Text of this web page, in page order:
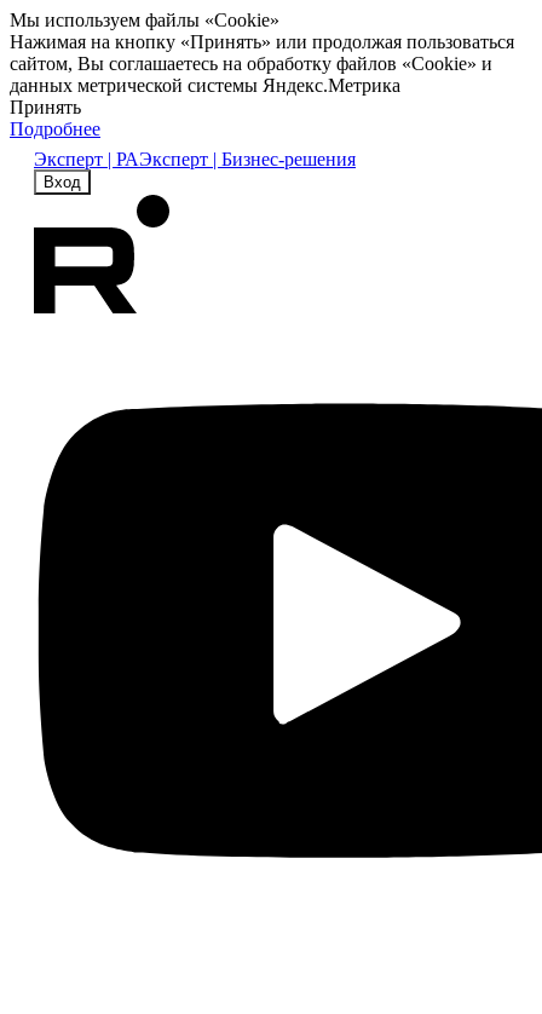
Мы используем файлы «Cookie»
Нажимая на кнопку «Принять» или продолжая пользоваться
сайтом, Вы соглашаетесь на обработку файлов «Cookie» и
данных метрической системы Яндекс.Метрика
Принять
Подробнее
Эксперт | РАЭксперт | Бизнес-решения
Вход